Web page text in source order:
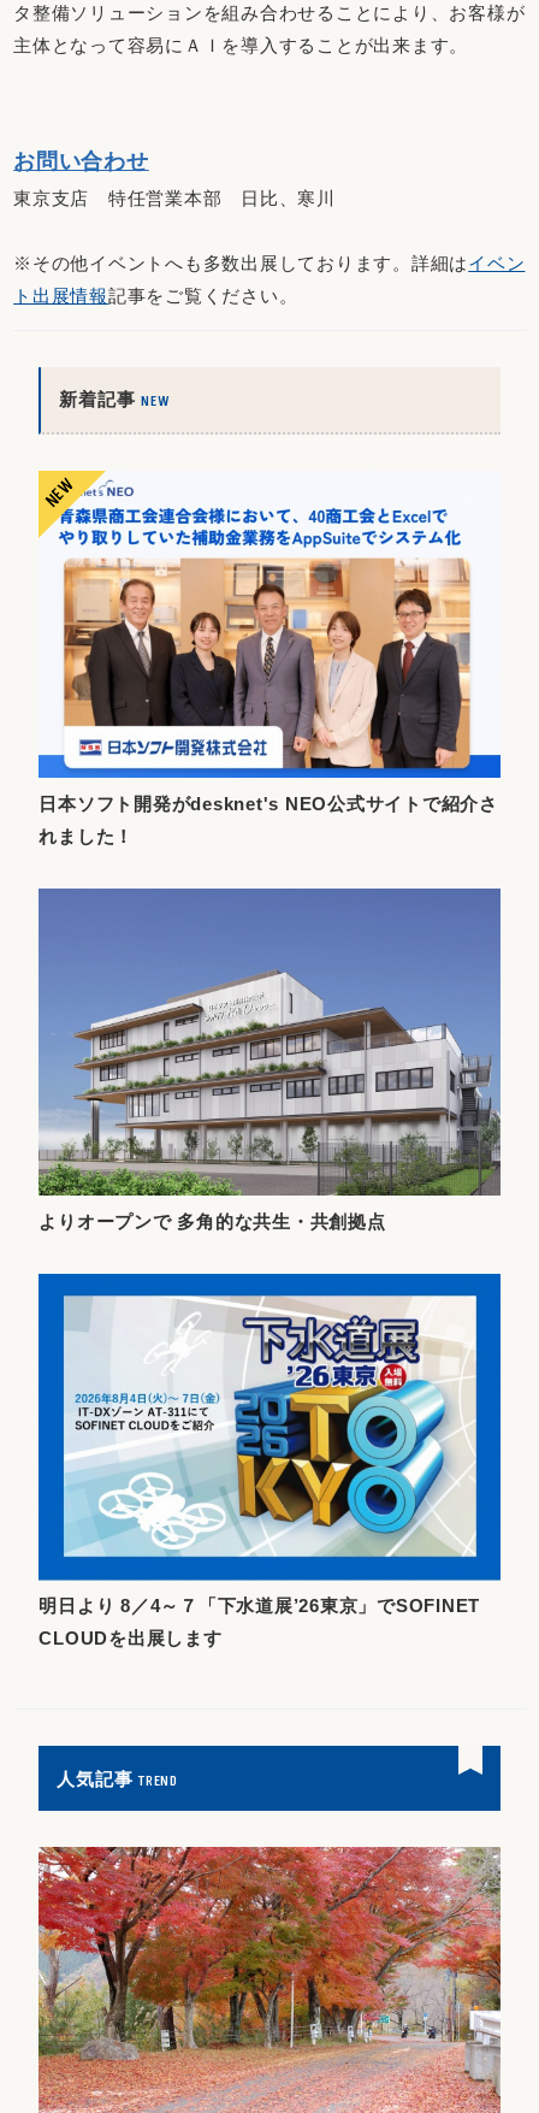
タ整備ソリューションを組み合わせることにより、お客様が
主体となって容易にＡＩを導入することが出来ます。
お問い合わせ
東京支店 特任営業本部 日比、寒川
※その他イベントへも多数出展しております。詳細はイベン
ト出展情報記事をご覧ください。
新着記事NEW
日本ソフト開発がdesknet's NEO公式サイトで紹介さ
れました！
よりオープンで 多角的な共生・共創拠点
明日より 8／4～７「下水道展’26東京」でSOFINET
CLOUDを出展します
人気記事TREND